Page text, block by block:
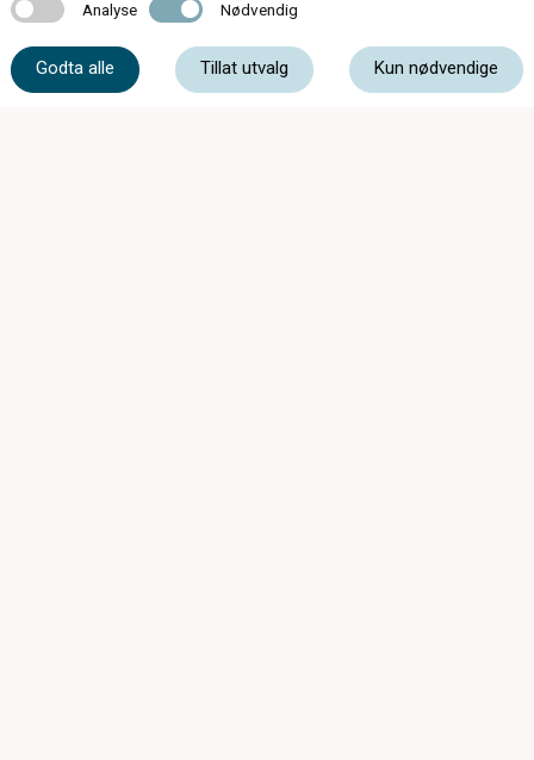
Analyse Analyse Nødvendig Nødvendig
Godta alle Tillat utvalg Kun nødvendige